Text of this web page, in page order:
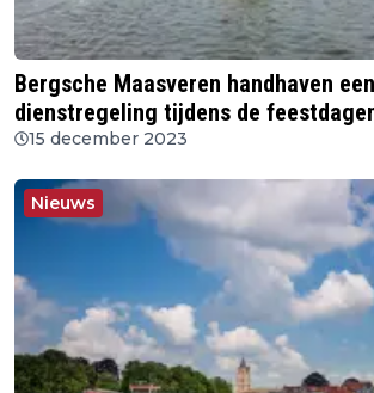
Bergsche Maasveren handhaven
dienstregeling tijdens de
15 december 2023
Nieuws